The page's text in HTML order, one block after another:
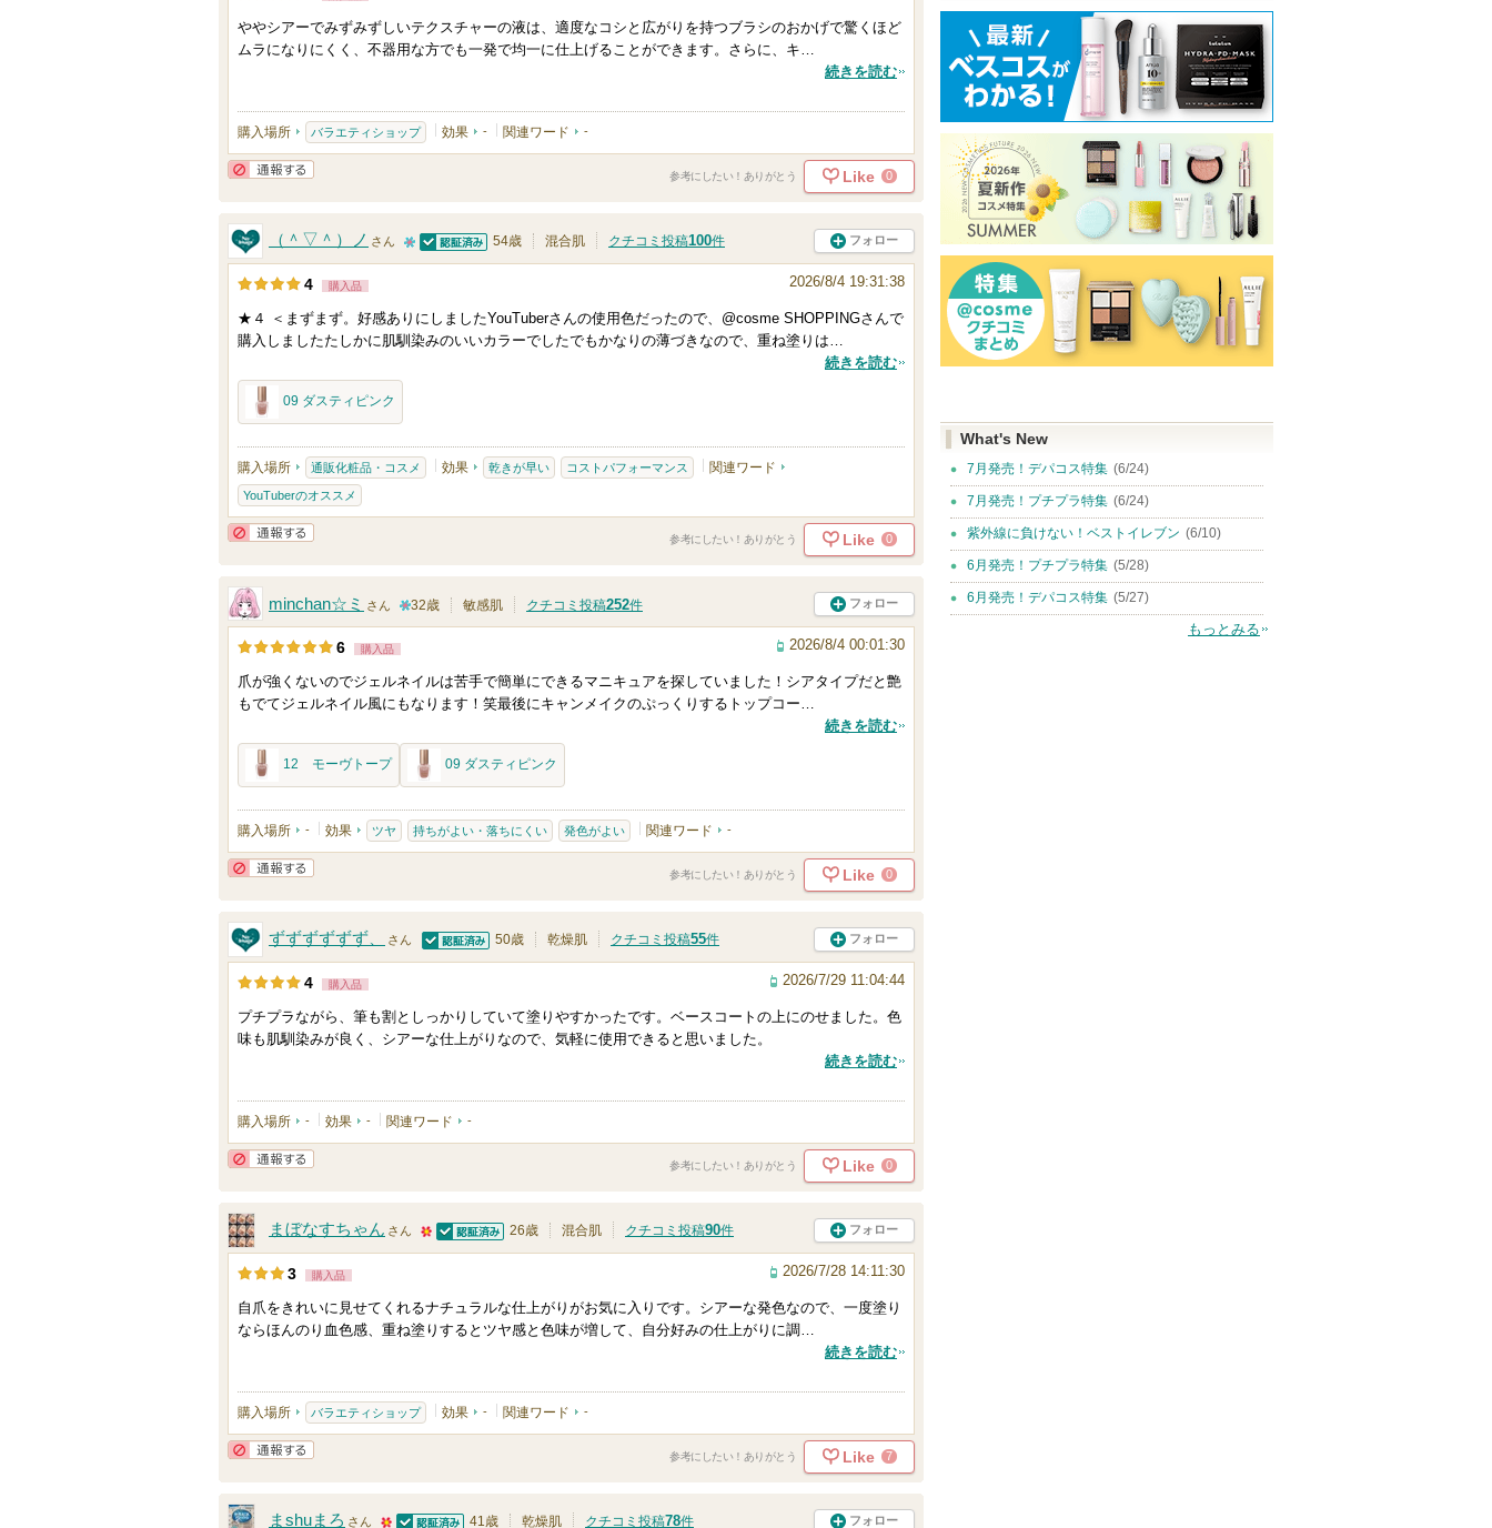
り
さ
れ
ま
0
人
上
の
お
気
入
登
さ
い
ややシアーでみずみずしいテクスチャーの液は、適度なコシと広がりを持つブラシのおかげで驚くほど
ムラになりにくく、不器用な方でも一発で均一に仕上げることができます。さらに、キ…
続きを読む
購入場所 バラエティショップ 効果 - 関連ワード -
参考にしたい！ありがとう Like 0
（＾▽＾）ノ さん
1
人
以
ン
ー
気
り
れ
て
54歳 混合肌 クチコミ投稿100件 フォロー
4 購入品 2026/8/4 19:31:38
★４ ＜まずまず。好感ありにしましたYouTuberさんの使用色だったので、@cosme SHOPPINGさんで
購入しましたたしかに肌馴染みのいいカラーでしたでもかなりの薄づきなので、重ね塗りは…
続きを読む
09 ダスティピンク
購入場所 通販化粧品・コスメ 効果 乾きが早い コストパフォーマンス 関連ワード
YouTuberのオススメ
参考にしたい！ありがとう Like 0
minchan☆ミ さん
1
0
人
以
上
ン
バ
お
入
録
さ
い
32歳 敏感肌 クチコミ投稿252件 フォロー
6 購入品 2026/8/4 00:01:30
爪が強くないのでジェルネイルは苦手で簡単にできるマニキュアを探していました！シアタイプだと艶
もでてジェルネイル風にもなります！笑最後にキャンメイクのぷっくりするトップコー…
続きを読む
12 モーヴトープ 09 ダスティピンク
購入場所 - 効果 ツヤ 持ちがよい・落ちにくい 発色がよい 関連ワード -
参考にしたい！ありがとう Like 0
ずずずずずず、 さん 50歳 乾燥肌 クチコミ投稿55件 フォロー
4 購入品 2026/7/29 11:04:44
プチプラながら、筆も割としっかりしていて塗りやすかったです。ベースコートの上にのせました。色
味も肌馴染みが良く、シアーな仕上がりなので、気軽に使用できると思いました。
続きを読む
購入場所 - 効果 - 関連ワード -
参考にしたい！ありがとう Like 0
まぼなすちゃん さん
5
人
以
の
メ
ー
26歳 混合肌 クチコミ投稿90件 フォロー
3 購入品 2026/7/28 14:11:30
自爪をきれいに見せてくれるナチュラルな仕上がりがお気に入りです。シアーな発色なので、一度塗り
ならほんのり血色感、重ね塗りするとツヤ感と色味が増して、自分好みの仕上がりに調…
続きを読む
購入場所 バラエティショップ 効果 - 関連ワード -
参考にしたい！ありがとう Like 7
まshuまろ さん 41歳 乾燥肌 クチコミ投稿78件 フォロー
What's New
7月発売！デパコス特集 (6/24)
7月発売！プチプラ特集 (6/24)
紫外線に負けない！ベストイレブン (6/10)
6月発売！プチプラ特集 (5/28)
6月発売！デパコス特集 (5/27)
もっとみる